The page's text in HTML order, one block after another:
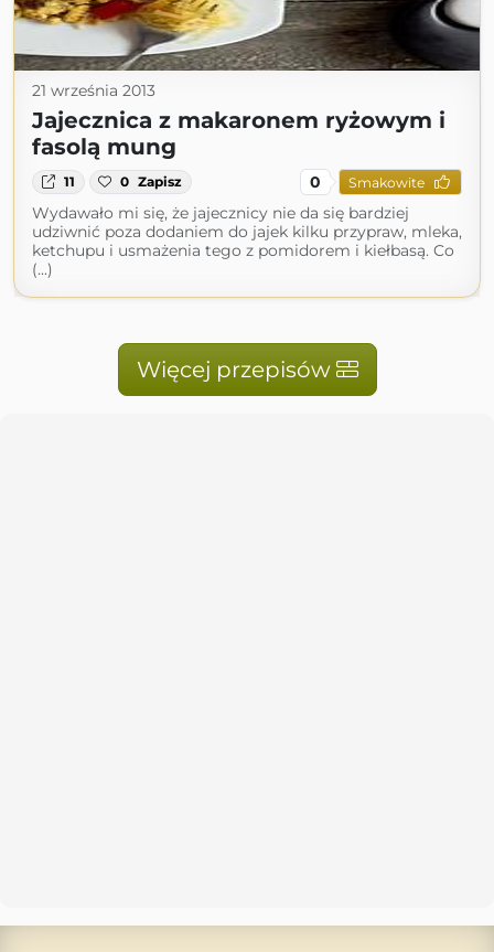
21 września 2013
Jajecznica z makaronem ryżowym i
fasolą mung
11 0 Zapisz 0 Smakowite
Wydawało mi się, że jajecznicy nie da się bardziej
udziwnić poza dodaniem do jajek kilku przypraw, mleka,
ketchupu i usmażenia tego z pomidorem i kiełbasą. Co
(...)
Więcej przepisów